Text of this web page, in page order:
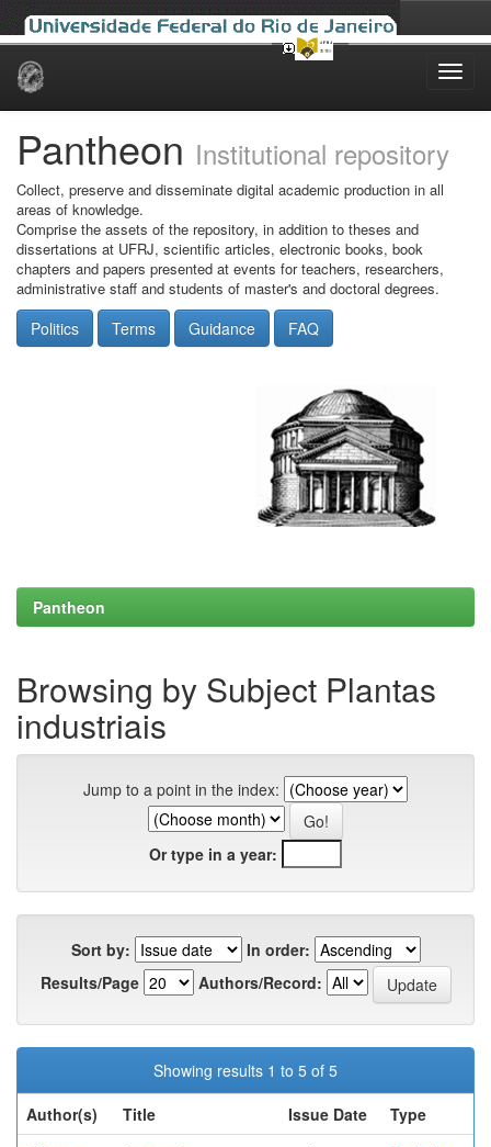
Skip
Pantheon Institutional repository
Collect, preserve and disseminate digital academic production in all
areas of knowledge.
Comprise the assets of the repository, in addition to theses and
dissertations at UFRJ, scientific articles, electronic books, book
chapters and papers presented at events for teachers, researchers,
administrative staff and students of master's and doctoral degrees.
Politics Terms Guidance FAQ
Pantheon
Browsing by Subject Plantas
industriais
Jump to a point in the index:
Or type in a year:
Sort by:
In order:
Results/Page
Authors/Record:
Showing results 1 to 5 of 5
Author(s)
Title Issue Date
Type